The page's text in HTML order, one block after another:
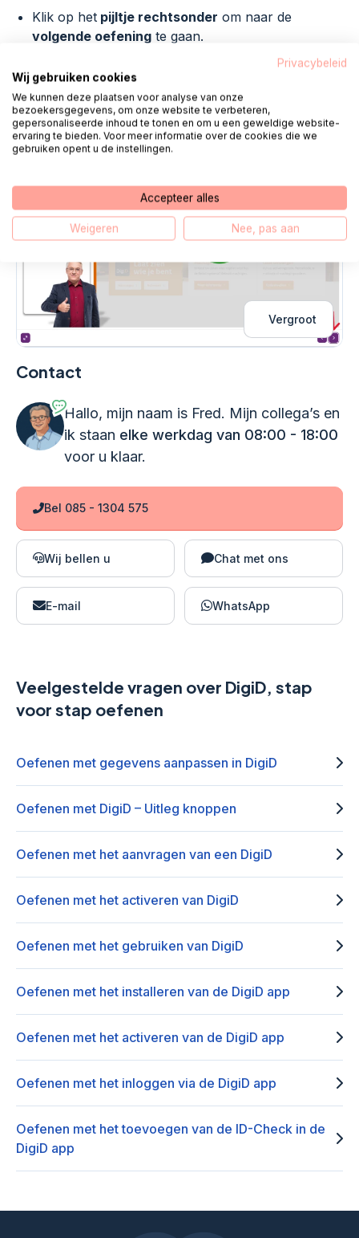
Klik op het pijltje rechtsonder om naar de
volgende oefening te gaan.
om terug te gaan naar
destartpagina.
Vergroot
Contact
Hallo, mijn naam is Fred. Mijn collega’s en
ik staan elke werkdag van 08:00 - 18:00
voor u klaar.
Bel 085 - 1304 575
Wij bellen u Chat met ons
E-mail WhatsApp
Veelgestelde vragen over DigiD, stap
voor stap oefenen
Oefenen met gegevens aanpassen in DigiD
Oefenen met DigiD – Uitleg knoppen
Oefenen met het aanvragen van een DigiD
Oefenen met het activeren van DigiD
Oefenen met het gebruiken van DigiD
Oefenen met het installeren van de DigiD app
Oefenen met het activeren van de DigiD app
Oefenen met het inloggen via de DigiD app
Oefenen met het toevoegen van de ID-Check in de
DigiD app
Privacybeleid
Wij gebruiken cookies
We kunnen deze plaatsen voor analyse van onze
bezoekersgegevens, om onze website te verbeteren,
gepersonaliseerde inhoud te tonen en om u een geweldige website-
ervaring te bieden. Voor meer informatie over de cookies die we
gebruiken opent u de instellingen.
Accepteer alles
Weigeren Nee, pas aan